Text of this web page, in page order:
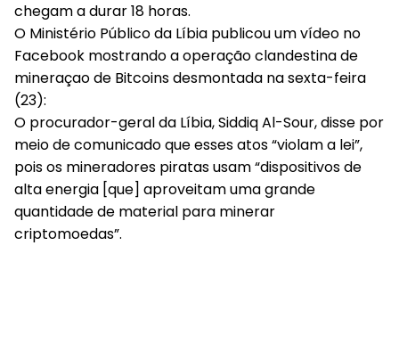
chegam a durar 18 horas.
O Ministério Público da Líbia publicou um vídeo no
Facebook mostrando a operação clandestina de
mineraçao de Bitcoins desmontada na sexta-feira
(23):
O procurador-geral da Líbia, Siddiq Al-Sour, disse por
meio de comunicado que esses atos “violam a lei”,
pois os mineradores piratas usam “dispositivos de
alta energia [que] aproveitam uma grande
quantidade de material para minerar
criptomoedas”.